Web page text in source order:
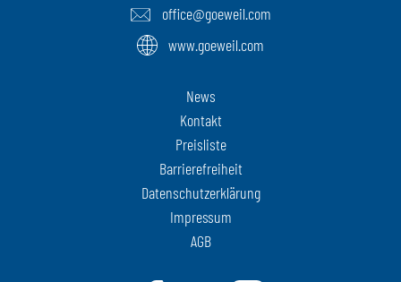
office@goeweil.com
www.goeweil.com
News
Kontakt
Preisliste
Barrierefreiheit
Datenschutzerklärung
Impressum
AGB